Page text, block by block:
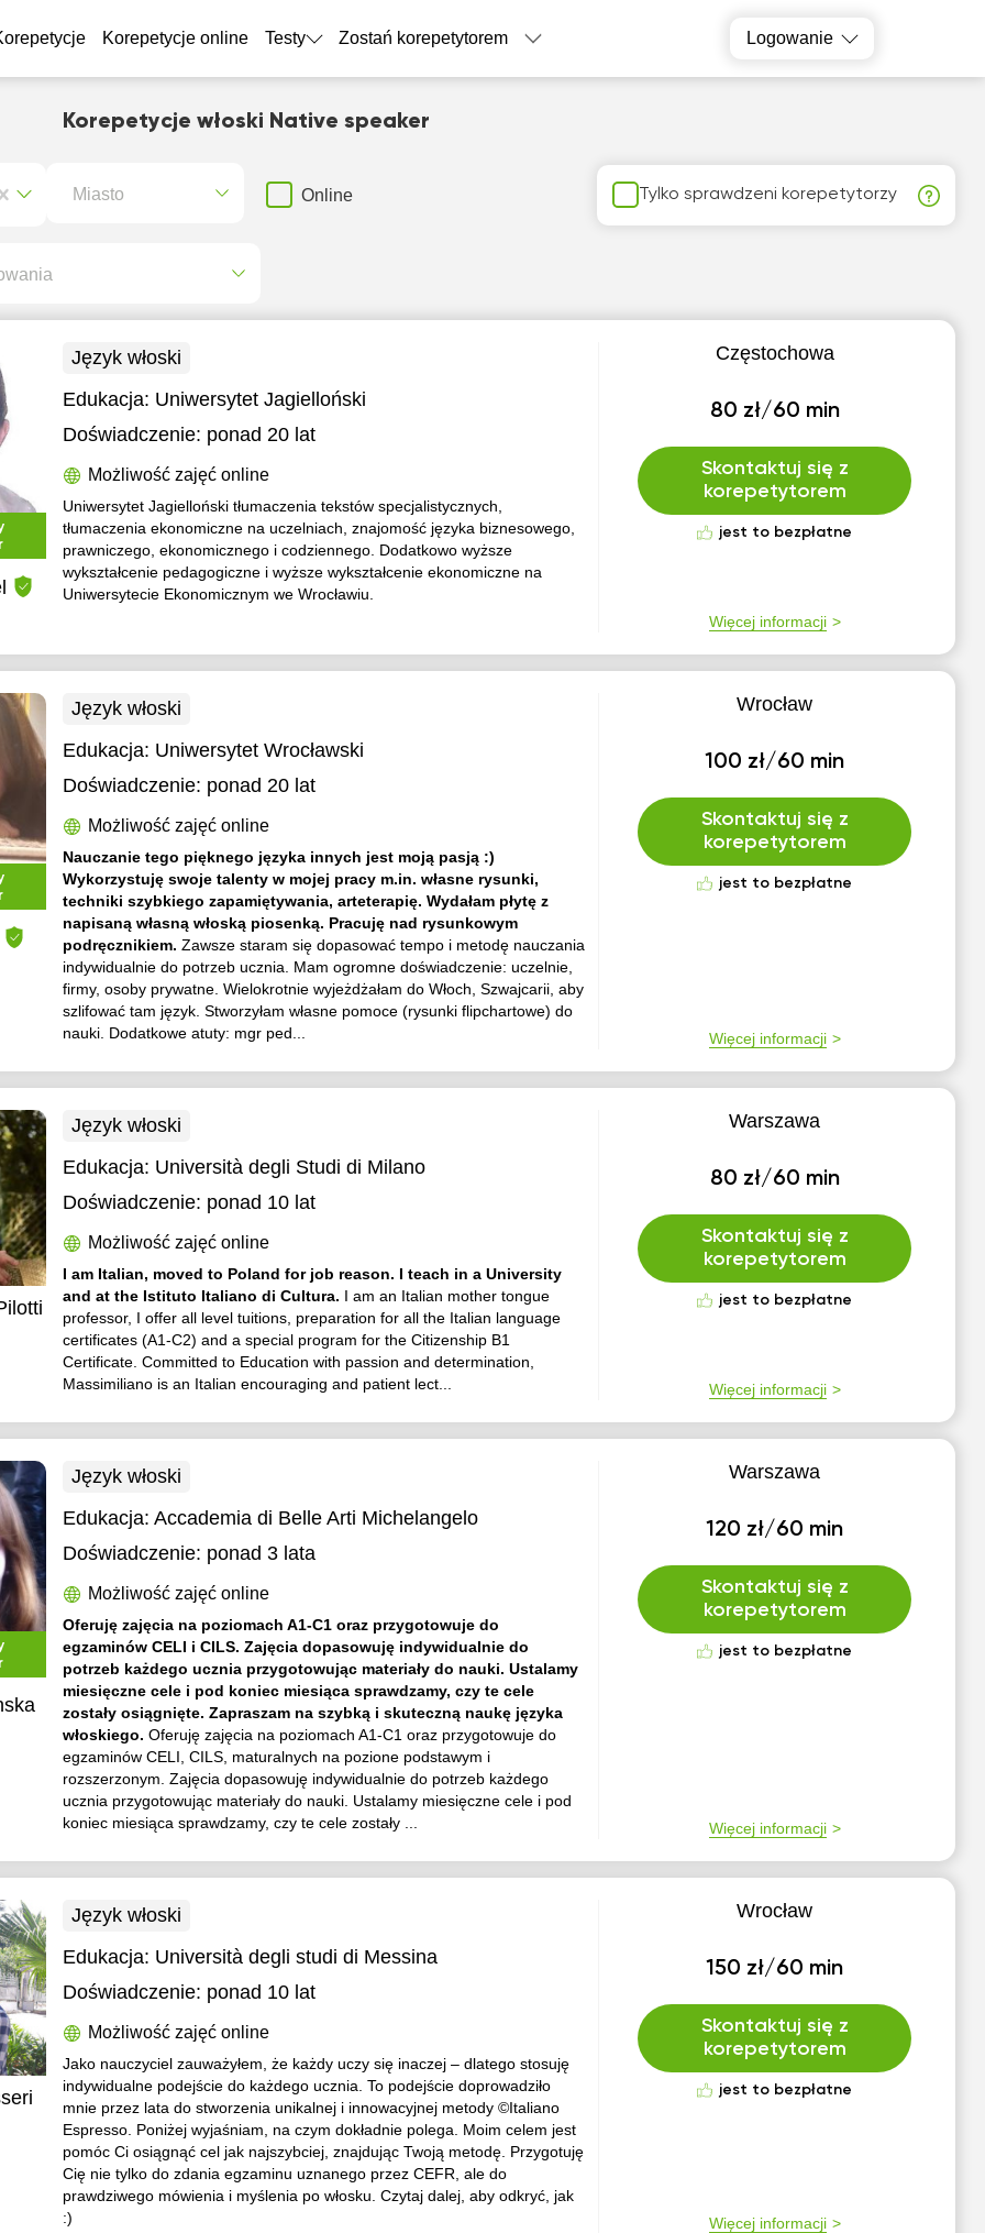
Korepetycje online Testy Zostań korepetytorem Logowanie
Korepetycje włoski Native speaker
Miasto Online Tylko sprawdzeni korepetytorzy
Język włoski
Edukacja: Uniwersytet Jagielloński
Doświadczenie: ponad 20 lat
Możliwość zajęć online
Uniwersytet Jagielloński tłumaczenia tekstów specjalistycznych,
tłumaczenia ekonomiczne na uczelniach, znajomość języka biznesowego,
prawniczego, ekonomicznego i codziennego. Dodatkowo wyższe
wykształcenie pedagogiczne i wyższe wykształcenie ekonomiczne na
Uniwersytecie Ekonomicznym we Wrocławiu.
Częstochowa
80 zł/60 min
Skontaktuj się z
korepetytorem
jest to bezpłatne
Więcej informacji
Język włoski
Edukacja: Uniwersytet Wrocławski
Doświadczenie: ponad 20 lat
Możliwość zajęć online
Nauczanie tego pięknego języka innych jest moją pasją :)
Wykorzystuję swoje talenty w mojej pracy m.in. własne rysunki,
techniki szybkiego zapamiętywania, arteterapię. Wydałam płytę z
napisaną własną włoską piosenką. Pracuję nad rysunkowym
podręcznikiem.Zawsze staram się dopasować tempo i metodę nauczania
indywidualnie do potrzeb ucznia. Mam ogromne doświadczenie: uczelnie,
firmy, osoby prywatne. Wielokrotnie wyjeżdżałam do Włoch, Szwajcarii, aby
szlifować tam język. Stworzyłam własne pomoce (rysunki flipchartowe) do
nauki. Dodatkowe atuty: mgr ped...
Wrocław
100 zł/60 min
Skontaktuj się z
korepetytorem
jest to bezpłatne
Więcej informacji
Język włoski
Edukacja: Università degli Studi di Milano
Doświadczenie: ponad 10 lat
Możliwość zajęć online
I am Italian, moved to Poland for job reason. I teach in a University
and at the Istituto Italiano di Cultura. I am an Italian mother tongue
professor, I offer all level tuitions, preparation for all the Italian language
certificates (A1-C2) and a special program for the Citizenship B1
Certificate. Committed to Education with passion and determination,
Massimiliano is an Italian encouraging and patient lect...
Warszawa
80 zł/60 min
Skontaktuj się z
korepetytorem
jest to bezpłatne
Więcej informacji
Język włoski
Edukacja:Accademia di Belle Arti Michelangelo
Doświadczenie: ponad 3 lata
Możliwość zajęć online
Oferuję zajęcia na poziomach A1-C1 oraz przygotowuje do
egzaminów CELI i CILS. Zajęcia dopasowuję indywidualnie do
potrzeb każdego ucznia przygotowując materiały do nauki. Ustalamy
miesięczne cele i pod koniec miesiąca sprawdzamy, czy te cele
zostały osiągnięte. Zapraszam na szybką i skuteczną naukę języka
włoskiego.Oferuję zajęcia na poziomach A1-C1 oraz przygotowuje do
egzaminów CELI, CILS, maturalnych na pozione podstawym i
rozszerzonym. Zajęcia dopasowuję indywidualnie do potrzeb każdego
ucznia przygotowując materiały do nauki. Ustalamy miesięczne cele i pod
koniec miesiąca sprawdzamy, czy te cele zostały ...
Warszawa
120 zł/60 min
Skontaktuj się z
korepetytorem
jest to bezpłatne
Więcej informacji
Język włoski
Edukacja: Università degli studi di Messina
Doświadczenie: ponad 10 lat
Możliwość zajęć online
Jako nauczyciel zauważyłem, że każdy uczy się inaczej – dlatego stosuję
indywidualne podejście do każdego ucznia. To podejście doprowadziło
mnie przez lata do stworzenia unikalnej i innowacyjnej metody ©Italiano
Espresso. Poniżej wyjaśniam, na czym dokładnie polega. Moim celem jest
pomóc Ci osiągnąć cel jak najszybciej, znajdując Twoją metodę. Przygotuję
Cię nie tylko do zdania egzaminu uznanego przez CEFR, ale do
prawdziwego mówienia i myślenia po włosku. Czytaj dalej, aby odkryć, jak
:)
Wrocław
150 zł/60 min
Skontaktuj się z
korepetytorem
jest to bezpłatne
Więcej informacji